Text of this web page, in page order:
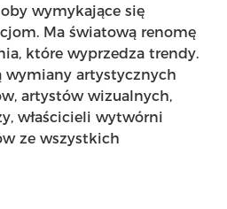
wymykające się
Ma światową renomę
które wyprzedza trendy.
wymiany artystycznych
artystów wizualnych,
właścicieli wytwórni
ze wszystkich